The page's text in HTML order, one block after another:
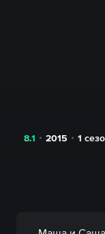
8.1 2015 1